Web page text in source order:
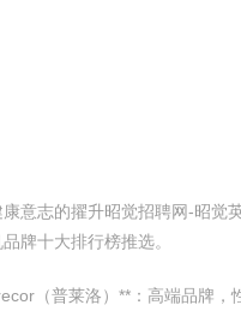
康意志的擢升昭觉招聘网-昭觉
牌十大排行榜推选。
（普莱洛）**：高端品牌，